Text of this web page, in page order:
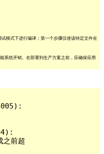
模式下进行编译；第一个步骤仅使该特定文件在
统开销。在部署到生产方案之前，应确保应用
前超